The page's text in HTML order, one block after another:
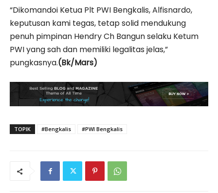
“Dikomandoi Ketua Plt PWI Bengkalis, Alfisnardo,
keputusan kami tegas, tetap solid mendukung
penuh pimpinan Hendry Ch Bangun selaku Ketum
PWI yang sah dan memiliki legalitas jelas,”
pungkasnya.(Bk/Mars)
TOPIK #Bengkalis #PWI Bengkalis